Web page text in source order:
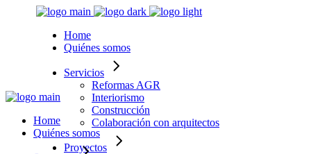
Home
Quiénes somos
Servicios
Reformas AGR
Interiorismo
Construcción
Colaboración con arquitectos
Proyectos
Home
Quiénes somos